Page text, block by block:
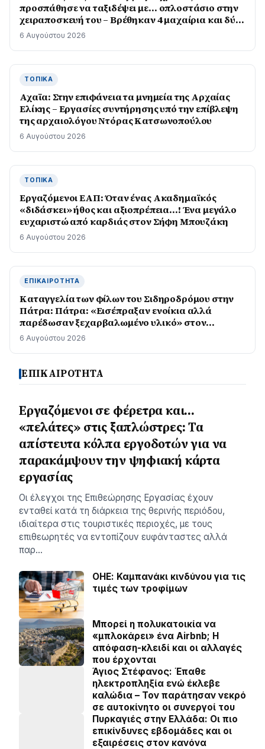
προσπάθησε να ταξιδέψει με… οπλοστάσιο στην
χειραποσκευή του – Βρέθηκαν 4 μαχαίρια και δύο
ψαλίδια κλαδέματος
6 Αυγούστου 2026
ΤΟΠΙΚΆ
Αχαϊα: Στην επιφάνεια τα μνημεία της Αρχαίας
Ελίκης – Εργασίες συντήρησης υπό την επίβλεψη
της αρχαιολόγου Ντόρας Κατσωνοπούλου
6 Αυγούστου 2026
ΤΟΠΙΚΆ
Εργαζόμενοι ΕΑΠ: Όταν ένας Ακαδημαϊκός
«διδάσκει» ήθος και αξιοπρέπεια…! Ένα μεγάλο
ευχαριστώ από καρδιάς στον Σήφη Μπουζάκη
6 Αυγούστου 2026
ΕΠΙΚΑΙΡΌΤΗΤΑ
Καταγγελία των φίλων του Σιδηροδρόμου στην
Πάτρα: Πάτρα: «Εισέπραξαν ενοίκια αλλά
παρέδωσαν ξεχαρβαλωμένο υλικό» στον
Προαστιακό
6 Αυγούστου 2026
ΕΠΙΚΑΙΡΟΤΗΤΑ
Εργαζόμενοι σε φέρετρα και…
«πελάτες» στις ξαπλώστρες: Τα
απίστευτα κόλπα εργοδοτών για να
παρακάμψουν την ψηφιακή κάρτα
εργασίας
Οι έλεγχοι της Επιθεώρησης Εργασίας έχουν
ενταθεί κατά τη διάρκεια της θερινής περιόδου,
ιδιαίτερα στις τουριστικές περιοχές, με τους
επιθεωρητές να εντοπίζουν ευφάνταστες αλλά
παρ…
ΟΗΕ: Καμπανάκι κινδύνου για τις
τιμές των τροφίμων
Μπορεί η πολυκατοικία να
«μπλοκάρει» ένα Airbnb; Η
απόφαση-κλειδί και οι αλλαγές
που έρχονται
Άγιος Στέφανος: Έπαθε
ηλεκτροπληξία ενώ έκλεβε
καλώδια – Τον παράτησαν νεκρό
σε αυτοκίνητο οι συνεργοί του
Πυρκαγιές στην Ελλάδα: Οι πιο
επικίνδυνες εβδομάδες και οι
εξαιρέσεις στον κανόνα